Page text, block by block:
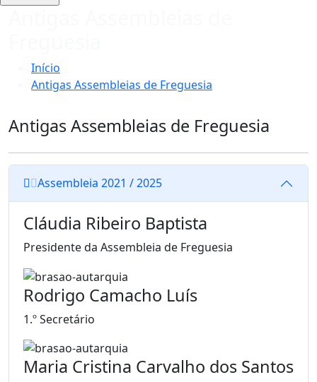
Início
Antigas Assembleias de Freguesia
Antigas Assembleias de Freguesia
Assembleia 2021 / 2025
Cláudia Ribeiro Baptista
Presidente da Assembleia de Freguesia
Rodrigo Camacho Luís
1.º Secretário
Maria Cristina Carvalho dos Santos